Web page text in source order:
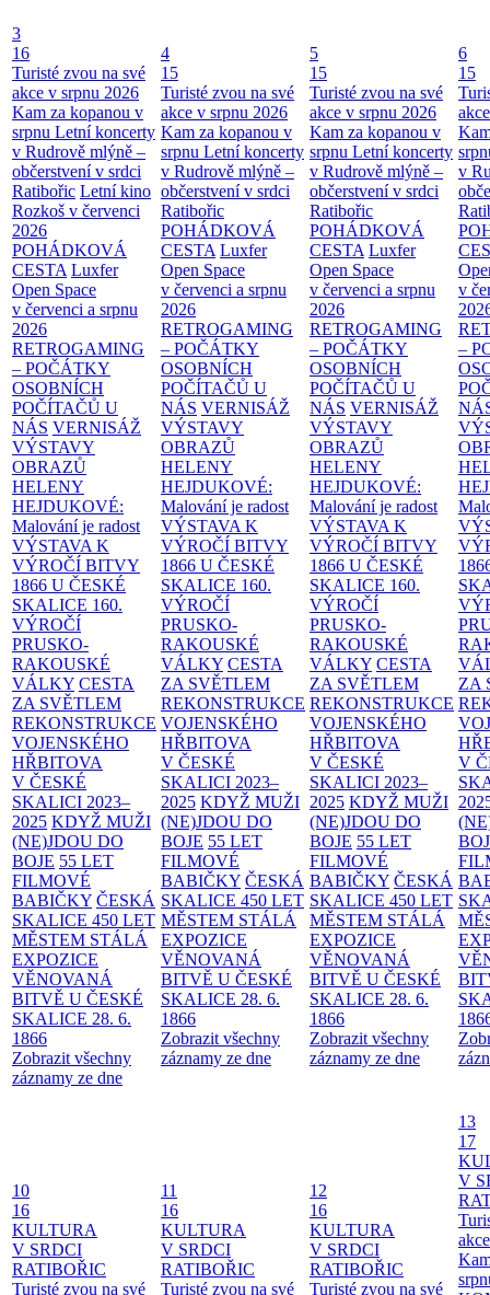
3
16
Turisté zvou na své
akce v srpnu 2026
Kam za kopanou v
srpnu Letní koncerty
v Rudrově mlýně –
občerstvení v srdci
Ratibořic Letní kino
Rozkoš v červenci
2026
POHÁDKOVÁ
CESTA Luxfer
Open Space
v červenci a srpnu
2026
RETROGAMING
– POČÁTKY
OSOBNÍCH
POČÍTAČŮ U
NÁS VERNISÁŽ
VÝSTAVY
OBRAZŮ
HELENY
HEJDUKOVÉ:
Malování je radost
VÝSTAVA K
VÝROČÍ BITVY
1866 U ČESKÉ
SKALICE 160.
VÝROČÍ
PRUSKO-
RAKOUSKÉ
VÁLKY CESTA
ZA SVĚTLEM
REKONSTRUKCE
VOJENSKÉHO
HŘBITOVA
V ČESKÉ
SKALICI 2023–
2025 KDYŽ MUŽI
(NE)JDOU DO
BOJE 55 LET
FILMOVÉ
BABIČKY ČESKÁ
SKALICE 450 LET
MĚSTEM STÁLÁ
EXPOZICE
VĚNOVANÁ
BITVĚ U ČESKÉ
SKALICE 28. 6.
1866
Zobrazit všechny
záznamy ze dne
4
15
Turisté zvou na své
akce v srpnu 2026
Kam za kopanou v
srpnu Letní koncerty
v Rudrově mlýně –
občerstvení v srdci
Ratibořic
POHÁDKOVÁ
CESTA Luxfer
Open Space
v červenci a srpnu
2026
RETROGAMING
– POČÁTKY
OSOBNÍCH
POČÍTAČŮ U
NÁS VERNISÁŽ
VÝSTAVY
OBRAZŮ
HELENY
HEJDUKOVÉ:
Malování je radost
VÝSTAVA K
VÝROČÍ BITVY
1866 U ČESKÉ
SKALICE 160.
VÝROČÍ
PRUSKO-
RAKOUSKÉ
VÁLKY CESTA
ZA SVĚTLEM
REKONSTRUKCE
VOJENSKÉHO
HŘBITOVA
V ČESKÉ
SKALICI 2023–
2025 KDYŽ MUŽI
(NE)JDOU DO
BOJE 55 LET
FILMOVÉ
BABIČKY ČESKÁ
SKALICE 450 LET
MĚSTEM STÁLÁ
EXPOZICE
VĚNOVANÁ
BITVĚ U ČESKÉ
SKALICE 28. 6.
1866
Zobrazit všechny
záznamy ze dne
5
15
Turisté zvou na své
akce v srpnu 2026
Kam za kopanou v
srpnu Letní koncerty
v Rudrově mlýně –
občerstvení v srdci
Ratibořic
POHÁDKOVÁ
CESTA Luxfer
Open Space
v červenci a srpnu
2026
RETROGAMING
– POČÁTKY
OSOBNÍCH
POČÍTAČŮ U
NÁS VERNISÁŽ
VÝSTAVY
OBRAZŮ
HELENY
HEJDUKOVÉ:
Malování je radost
VÝSTAVA K
VÝROČÍ BITVY
1866 U ČESKÉ
SKALICE 160.
VÝROČÍ
PRUSKO-
RAKOUSKÉ
VÁLKY CESTA
ZA SVĚTLEM
REKONSTRUKCE
VOJENSKÉHO
HŘBITOVA
V ČESKÉ
SKALICI 2023–
2025 KDYŽ MUŽI
(NE)JDOU DO
BOJE 55 LET
FILMOVÉ
BABIČKY ČESKÁ
SKALICE 450 LET
MĚSTEM STÁLÁ
EXPOZICE
VĚNOVANÁ
BITVĚ U ČESKÉ
SKALICE 28. 6.
1866
Zobrazit všechny
záznamy ze dne
6
15
v
v
–
ZA
V
10
16
KULTURA
V SRDCI
RATIBOŘIC
Turisté zvou na své
11
16
KULTURA
V SRDCI
RATIBOŘIC
Turisté zvou na své
12
16
KULTURA
V SRDCI
RATIBOŘIC
Turisté zvou na své
13
17
V